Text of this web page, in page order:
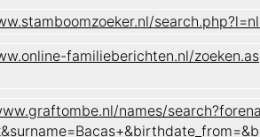
familieberichten.nl/
names/